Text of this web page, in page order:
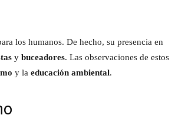
los humanos. De hecho, su presencia en
y buceadores. Las observaciones de estos
y la educación ambiental.